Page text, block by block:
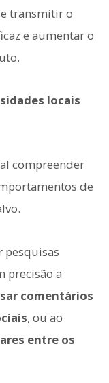
transmitir o
e aumentar o
locais
compreender
de
pesquisas
precisão a
comentários
, ou ao
entre os